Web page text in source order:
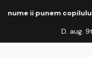
nume ii punem copilului?
D. aug.